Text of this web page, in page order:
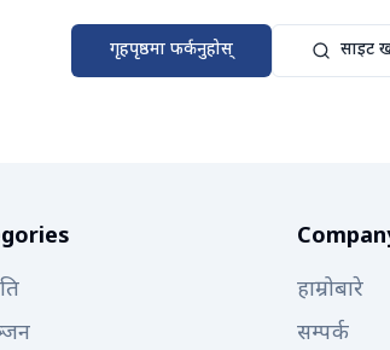
गृहपृष्ठमा फर्कनुहोस् साइट
हाम्रोबारे
सम्पर्क